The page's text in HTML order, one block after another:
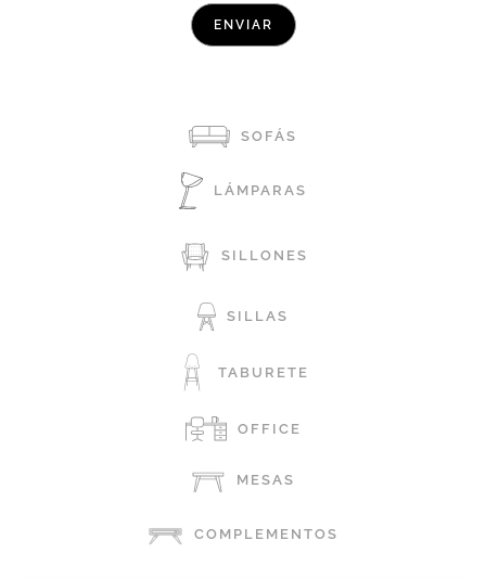
SOFÁS
LÁMPARAS
SILLONES
SILLAS
TABURETE
OFFICE
MESAS
COMPLEMENTOS